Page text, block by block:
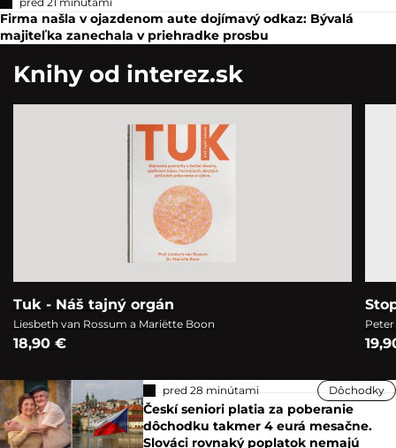
majiteľka zanechala v priehradke prosbu
Knihy od interez.sk
Liesbeth van Rossum a Mariëtte Boon
18,90 €
Českí seniori platia za poberanie
dôchodku takmer 4 eurá mesačne.
Slováci rovnaký poplatok nemajú
pred hodinou Seriál Sľub